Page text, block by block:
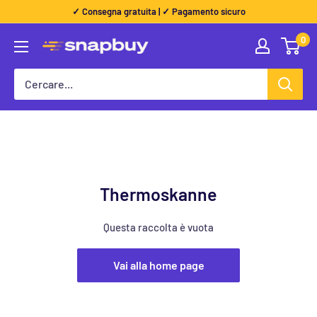
contenuto
✓ Consegna gratuita | ✓ Pagamento sicuro
Snapbuy
0
Thermoskanne
Questa raccolta è vuota
Vai alla home page